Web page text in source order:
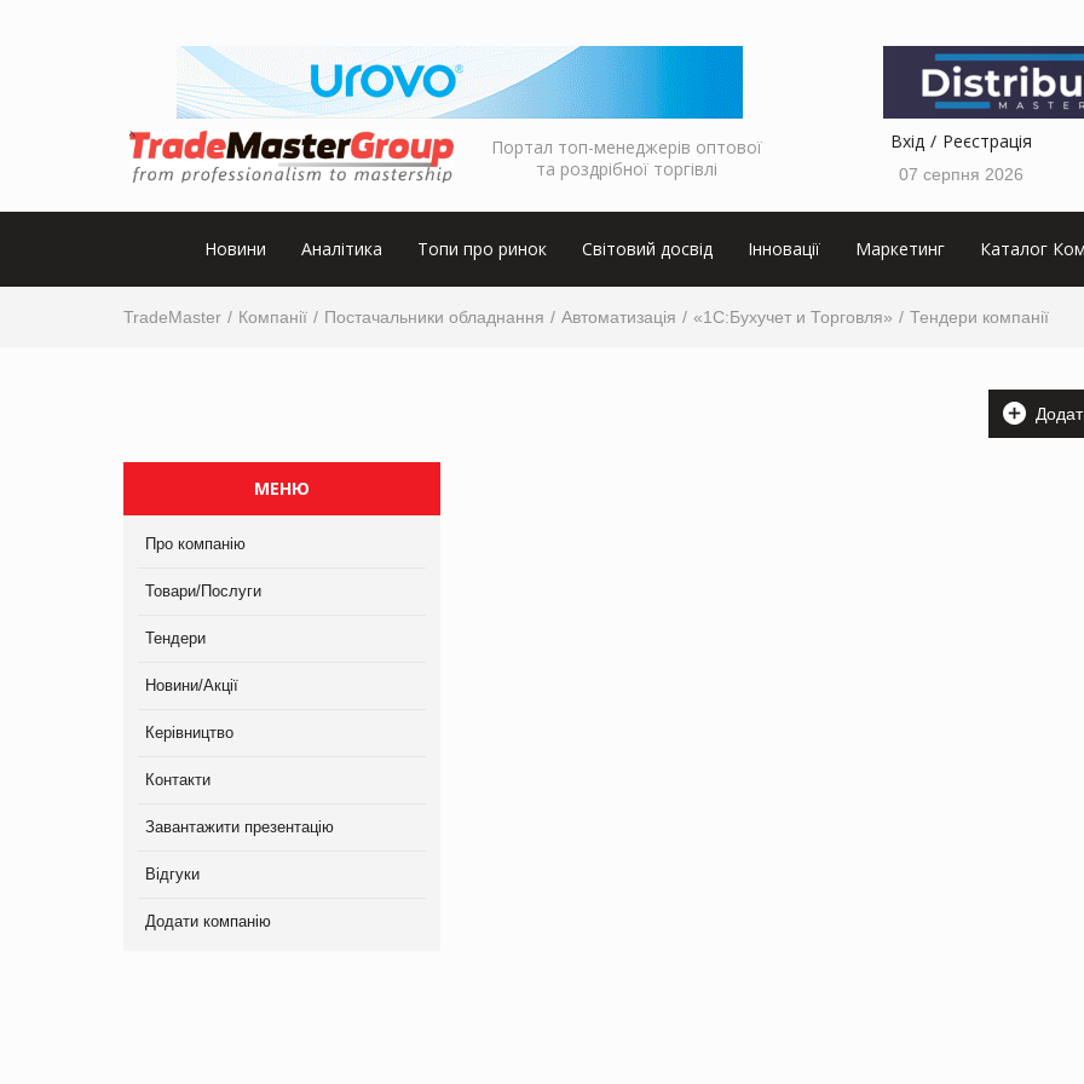
Портал топ-менеджерів оптової
та роздрібної торгівлі
Вхід Реєстрація
07 серпня 2026
Новини Аналітика Топи про ринок Світовий досвід Інновації Маркетинг Каталог
TradeMaster Компанії Постачальники обладнання Автоматизація «1С:Бухучет и Торговля» Тендери компанії
МЕНЮ
Про компанію
Товари/Послуги
Тендери
Новини/Акції
Керівництво
Контакти
Завантажити презентацію
Відгуки
Додати компанію